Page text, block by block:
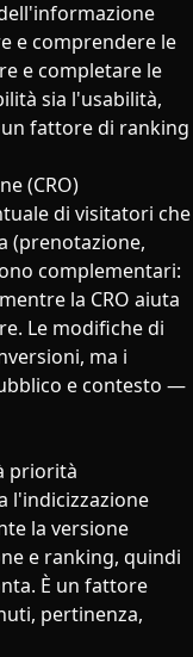
e comprendere le
e completare le
sia l'usabilità,
un fattore di ranking
(CRO)
di visitatori che
(prenotazione,
complementari:
la CRO aiuta
Le modifiche di
ma i
e contesto —
priorità
l'indicizzazione
la versione
e ranking, quindi
È un fattore
pertinenza,